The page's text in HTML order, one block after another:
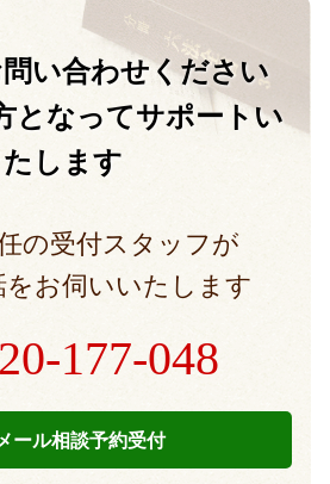
い合わせください
となってサポートい
たします
の受付スタッフが
をお伺いいたします
177-048
ール相談予約受付